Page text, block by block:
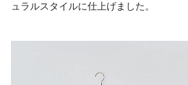
ュラルスタイルに仕上げました。